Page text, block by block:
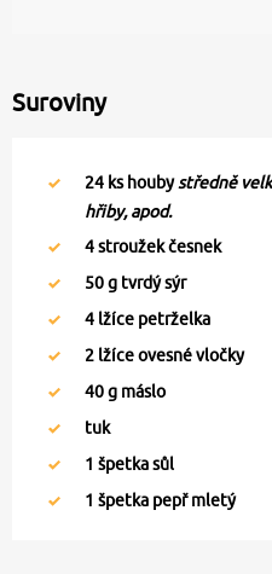
Suroviny
24 ks houbystředně
hřiby, apod.
4stroužek česnek
50g tvrdý sýr
4 lžíce petrželka
2 lžíce ovesné vločky
40g máslo
tuk
1 špetka sůl
1 špetka pepř mletý